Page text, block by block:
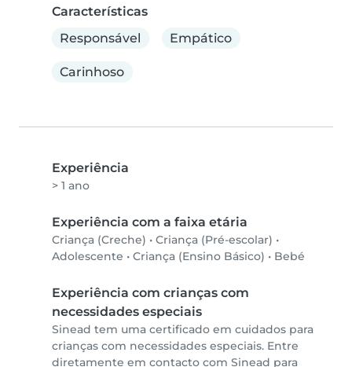
Características
Responsável
Empático
Carinhoso
Experiência
> 1 ano
Experiência com a faixa etária
Criança (Creche) • Criança (Pré-escolar) •
Adolescente • Criança (Ensino Básico) • Bebé
Experiência com crianças com
necessidades especiais
Sinead tem uma certificado em cuidados para
crianças com necessidades especiais. Entre
diretamente em contacto com Sinead para